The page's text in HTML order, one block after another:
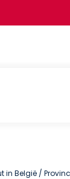
in België /